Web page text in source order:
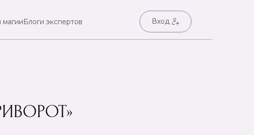
Блоги экспертов Вход